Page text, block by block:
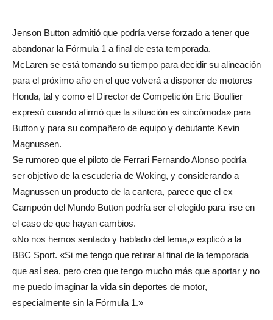
Jenson Button admitió que podría verse forzado a tener que
abandonar la Fórmula 1 a final de esta temporada.
McLaren se está tomando su tiempo para decidir su alineación
para el próximo año en el que volverá a disponer de motores
Honda, tal y como el Director de Competición Eric Boullier
expresó cuando afirmó que la situación es «incómoda» para
Button y para su compañero de equipo y debutante Kevin
Magnussen.
Se rumoreo que el piloto de Ferrari Fernando Alonso podría
ser objetivo de la escudería de Woking, y considerando a
Magnussen un producto de la cantera, parece que el ex
Campeón del Mundo Button podría ser el elegido para irse en
el caso de que hayan cambios.
«No nos hemos sentado y hablado del tema,» explicó a la
BBC Sport. «Si me tengo que retirar al final de la temporada
que así sea, pero creo que tengo mucho más que aportar y no
me puedo imaginar la vida sin deportes de motor,
especialmente sin la Fórmula 1.»